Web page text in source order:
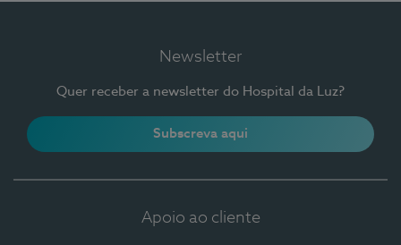
Newsletter
Quer receber a newsletter do Hospital da Luz?
Subscreva aqui
Apoio ao cliente